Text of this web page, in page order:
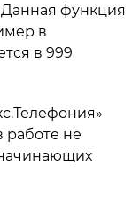
функция
в
в 999
работе не